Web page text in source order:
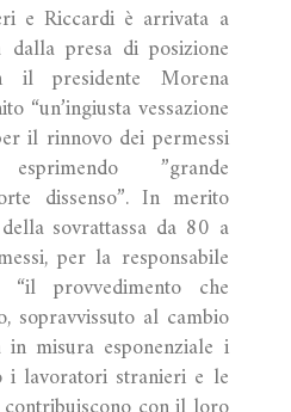
e Riccardi è arrivata a
presa di posizione
il presidente Morena
“un’ingiusta vessazione
il rinnovo dei permessi
”grande
dissenso”. In merito
sovrattassa da 80 a
per la responsabile
provvedimento che
sopravvissuto al cambio
misura esponenziale i
i lavoratori stranieri e le